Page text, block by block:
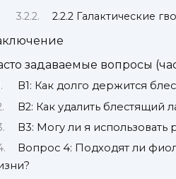
2.2.2 Галактические
задаваемые вопросы
В1: Как долго держится
В2: Как удалить блестящий
В3: Могу ли я использовать
Вопрос 4: Подходят ли